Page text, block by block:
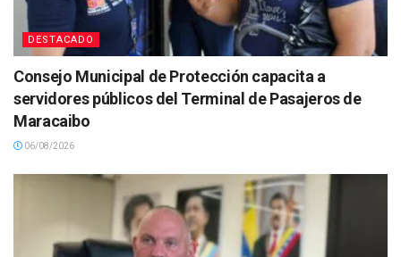
DESTACADO
Consejo Municipal de Protección capacita a
servidores públicos del Terminal de Pasajeros de
Maracaibo
06/08/2026